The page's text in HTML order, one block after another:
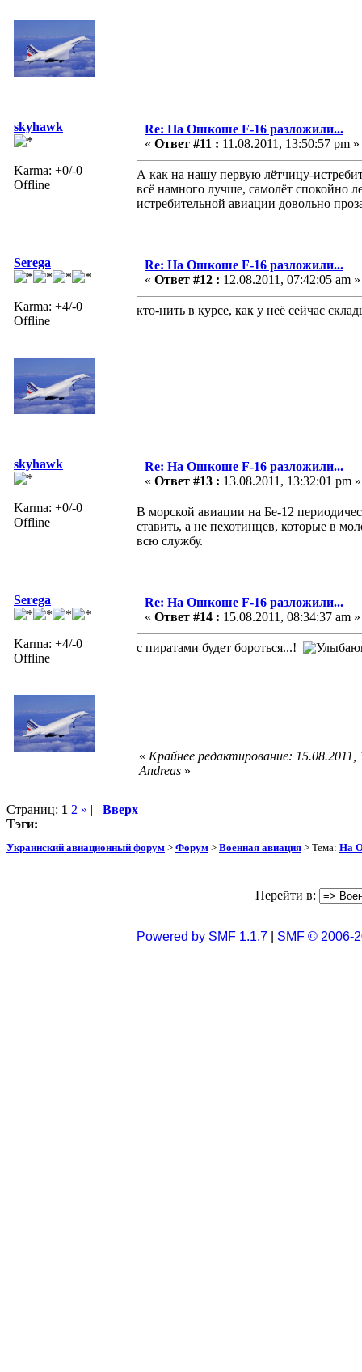
skyhawk
Karma: +0/-0
Offline
Re: На Ошкоше F-16 разложили...
« Ответ #11 : 11.08.2011, 13:50:57 pm »
А как на нашу первую лётчицу-
всё намного лучше, самолёт спокойно
истребительной авиации довольно
Serega
Karma: +4/-0
Offline
Re: На Ошкоше F-16 разложили...
« Ответ #12 : 12.08.2011, 07:42:05 am »
кто-нить в курсе, как у неё сейчас
skyhawk
Karma: +0/-0
Offline
Re: На Ошкоше F-16 разложили...
« Ответ #13 : 13.08.2011, 13:32:01 pm »
В морской авиации на Бе-12
ставить, а не пехотинцев, которые в
всю службу.
Serega
Karma: +4/-0
Offline
Re: На Ошкоше F-16 разложили...
« Ответ #14 : 15.08.2011, 08:34:37 am »
с пиратами будет бороться...!
« Крайнее редактирование:
Andreas »
Страниц: 1 2 » | Вверх
Тэги:
Украинский авиационный форум > Форум > Военная авиация > Тема: На
Перейти в:
Powered by SMF 1.1.7 SMF © 2006-